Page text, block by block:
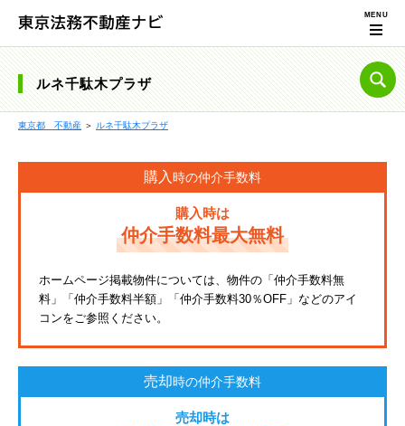
ルネ千駄木プラザ
東京都 不動産 ＞ ルネ千駄木プラザ
購入時の仲介手数料
購入時は
仲介手数料最大無料
ホームページ掲載物件については、物件の「仲介手数料無
料」「仲介手数料半額」「仲介手数料30％OFF」などのアイ
コンをご参照ください。
売却時の仲介手数料
売却時は